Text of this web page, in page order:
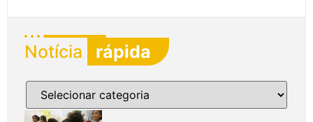
Notícia rápida